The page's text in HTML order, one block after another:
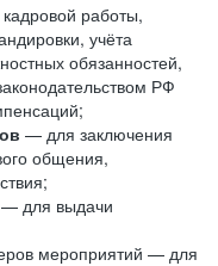
работы,
учёта
обязанностей,
РФ
— для заключения
общения,
— для выдачи
мероприятий — для